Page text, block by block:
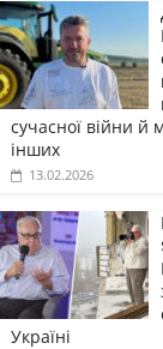
сучасної війни й
інших
13.02.2026
Україні